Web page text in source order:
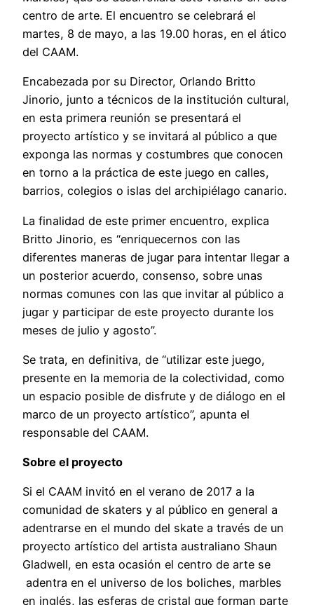
centro de arte. El encuentro se celebrará el
martes, 8 de mayo, a las 19.00 horas, en el ático
del CAAM.
Encabezada por su Director, Orlando Britto
Jinorio, junto a técnicos de la institución cultural,
en esta primera reunión se presentará el
proyecto artístico y se invitará al público a que
exponga las normas y costumbres que conocen
en torno a la práctica de este juego en calles,
barrios, colegios o islas del archipiélago canario.
La finalidad de este primer encuentro, explica
Britto Jinorio, es “enriquecernos con las
diferentes maneras de jugar para intentar llegar a
un posterior acuerdo, consenso, sobre unas
normas comunes con las que invitar al público a
jugar y participar de este proyecto durante los
meses de julio y agosto”.
Se trata, en definitiva, de “utilizar este juego,
presente en la memoria de la colectividad, como
un espacio posible de disfrute y de diálogo en el
marco de un proyecto artístico”, apunta el
responsable del CAAM.
Sobre el proyecto
Si el CAAM invitó en el verano de 2017 a la
comunidad de skaters y al público en general a
adentrarse en el mundo del skate a través de un
proyecto artístico del artista australiano Shaun
Gladwell, en esta ocasión el centro de arte se
adentra en el universo de los boliches, marbles
en inglés, las esferas de cristal que forman parte